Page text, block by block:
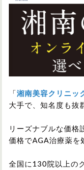
「 湘南美容クリニッ
大手で、知名度も抜
リーズナブルな価格
価格でAGA治療薬を
全国に130院以上の